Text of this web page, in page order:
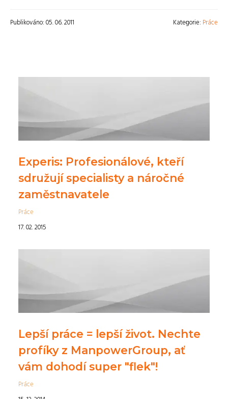
Publikováno: 05. 06. 2011 Kategorie: Práce
Experis: Profesionálové, kteří
sdružují specialisty a náročné
zaměstnavatele
Práce
17. 02. 2015
Lepší práce = lepší život. Nechte
profíky z ManpowerGroup, ať
vám dohodí super "flek"!
Práce